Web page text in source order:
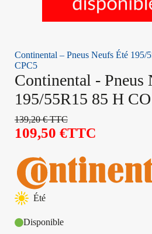
Continental – Pneus Neufs Été 195/
CPC5
Continental - Pneus
195/55R15 85 H
139,20€TTC
109,50 €TTC
Été
Disponible